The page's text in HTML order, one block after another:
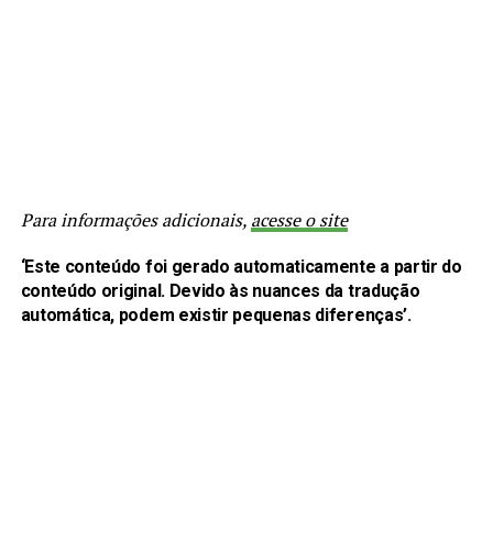
Para informações adicionais, acesse o site
‘Este conteúdo foi gerado automaticamente a partir do
conteúdo original. Devido às nuances da tradução
automática, podem existir pequenas diferenças’.